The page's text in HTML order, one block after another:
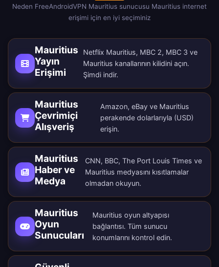
Neden FreeAndroidVPN Mauritius sunucusu Mauritius internet
erişimi için en iyi seçiminiz
Mauritius
Yayın
Erişimi
Netflix Mauritius, MBC 2, MBC 3 ve
Mauritius kanallarının kilidini açın.
Şimdi indir.
Mauritius
Çevrimiçi
Alışveriş
Amazon, eBay ve Mauritius
perakende dolarlarıyla (USD)
erişin.
Mauritius
Haber ve
Medya
CNN, BBC, The Port Louis Times ve
Mauritius medyasını kısıtlamalar
olmadan okuyun.
Mauritius
Oyun
Sunucuları
Mauritius oyun altyapısı
bağlantısı. Tüm sunucu
konumlarınıkontrol edin.